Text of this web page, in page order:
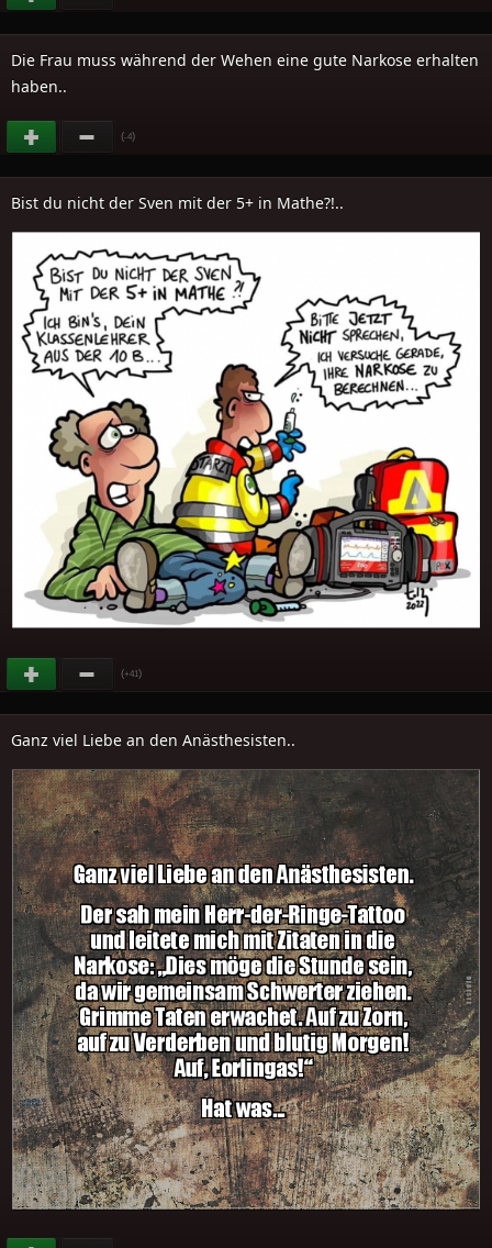
Die Frau muss während der Wehen eine gute Narkose erhalten
haben..
(-4)
Bist du nicht der Sven mit der 5+ in Mathe?!..
(+41)
Ganz viel Liebe an den Anästhesisten..